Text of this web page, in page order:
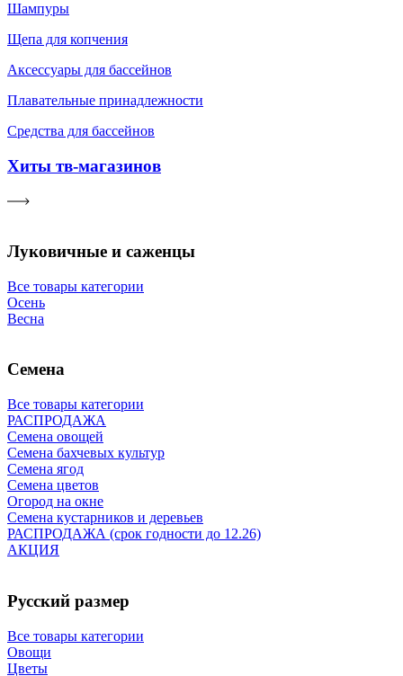
Шампуры
Щепа для копчения
Аксессуары для бассейнов
Плавательные принадлежности
Средства для бассейнов
Хиты тв-магазинов
Луковичные и саженцы
Все товары категории
Осень
Весна
Семена
Все товары категории
РАСПРОДАЖА
Семена овощей
Семена бахчевых культур
Семена ягод
Семена цветов
Огород на окне
Семена кустарников и деревьев
РАСПРОДАЖА (срок годности до 12.26)
АКЦИЯ
Русский размер
Все товары категории
Овощи
Цветы